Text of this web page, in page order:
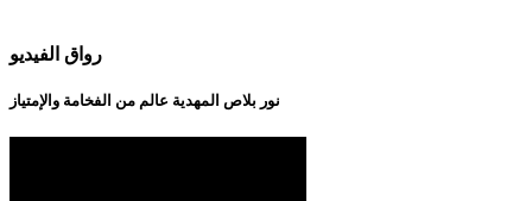
رواق الفيديو
نور بلاص المهدية عالم من الفخامة والإمتياز